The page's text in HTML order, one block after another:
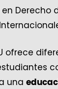
Derecho
ofrece
una